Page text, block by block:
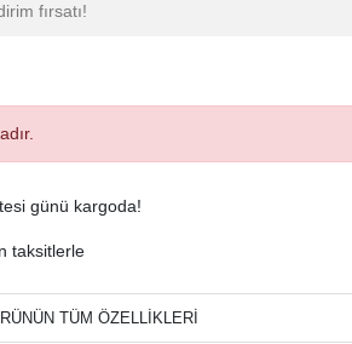
fırsatı!
günü kargoda!
taksitlerle
TÜM ÖZELLİKLERİ